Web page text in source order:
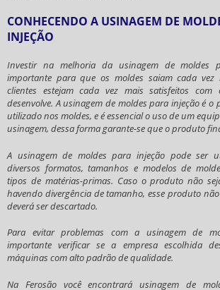
CONHECENDO A USINAGEM DE
INJEÇÃO
Investir na melhoria da usinagem de moldes
importante para que os moldes saiam cada vez
clientes estejam cada vez mais satisfeitos
desenvolve. Ausinagem de moldes para injeçãoé o
utilizado nos moldes, e é essencial o uso de um
usinagem, dessa forma garante-se que o produto
A usinagem de moldes para injeção pode ser
diversos formatos, tamanhos e modelos de
tipos de matérias-primas. Caso o produto não
havendo divergência de tamanho, esse produto
deverá ser descartado.
Para evitar problemas com a usinagem de
importante verificar se a empresa escolhida
máquinas com alto padrão de qualidade.
Na Ferosão você encontraráusinagem de